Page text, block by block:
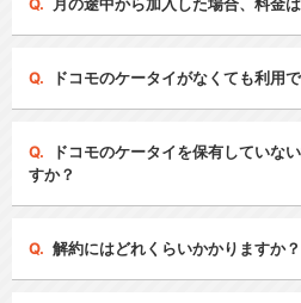
月の途中から加入した場合、料金
ドコモのケータイがなくても利用
ドコモのケータイを保有していな
すか？
解約にはどれくらいかかりますか？